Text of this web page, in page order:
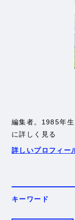
編集者。1985年生
に詳しく見る
詳しいプロフィー
キーワード